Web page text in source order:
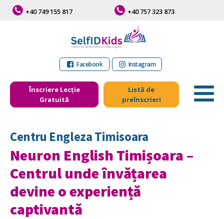
+40 749 155 817 +40 757 323 873
Facebook Instagram
Înscriere Lecție
Gratuită
Listă de
preînscrieri
Centru Engleza Timisoara
Neuron English Timișoara –
Centrul unde învățarea
devine o experiență
captivantă